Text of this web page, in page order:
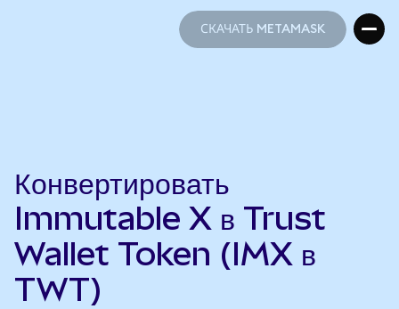
СКАЧАТЬ METAMASK
Конвертировать
Immutable X в Trust
Wallet Token (IMX в
TWT)